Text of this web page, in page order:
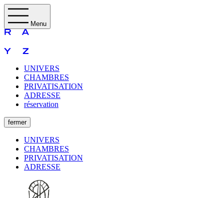
Menu
UNIVERS
CHAMBRES
PRIVATISATION
ADRESSE
réservation
fermer
UNIVERS
CHAMBRES
PRIVATISATION
ADRESSE